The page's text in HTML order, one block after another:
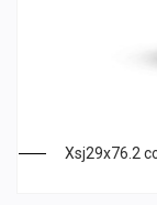
Xsj29x76.2